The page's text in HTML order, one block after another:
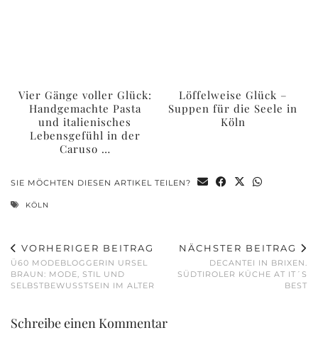
Vier Gänge voller Glück:
Handgemachte Pasta
und italienisches
Lebensgefühl in der
Caruso …
Löffelweise Glück –
Suppen für die Seele in
Köln
SIE MÖCHTEN DIESEN ARTIKEL TEILEN?
KÖLN
VORHERIGER BEITRAG
Ü60 MODEBLOGGERIN URSEL
BRAUN: MODE, STIL UND
SELBSTBEWUSSTSEIN IM ALTER
NÄCHSTER BEITRAG
DECANTEI IN BRIXEN.
SÜDTIROLER KÜCHE AT IT´S
BEST
Schreibe einen Kommentar